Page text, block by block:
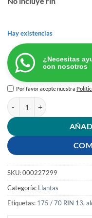
Hay existencias
¿Necesitas
con nosotros
Por favor acepte nuestra
LLANTA 175/70 RIN 13
SKU:000227299
Categoría: Llantas
Etiquetas: 175 / 70 RIN 13,